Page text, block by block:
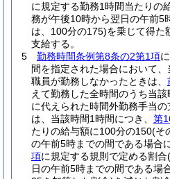
に規定する勤務1時間当たりの
務が午後10時から翌日の午前5
は、100分の175)を乗じて得た
支給する。
5
勤務時間条例第8条の2第1項
間を指定された場合において
職員が勤務しなかったときは、
えて勤務した全時間のうち当
に代えられた時間外勤務手当
は、当該時間1時間につき、 第
たりの給与額に100分の150(そ
の午前5時までの間である場合
項に規定する規則で定める割合
日の午前5時までの間である場